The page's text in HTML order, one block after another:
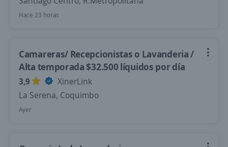
Hace 23 horas
Camareras/ Recepcionistas o Lavanderia /
Alta temporada $32.500 líquidos por día
3,9
XinerLink
La Serena, Coquimbo
Ayer